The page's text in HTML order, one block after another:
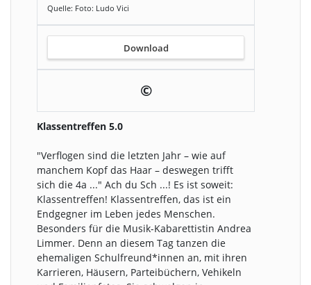
Quelle: Foto: Ludo Vici
Download
©
Klassentreffen 5.0
"Verflogen sind die letzten Jahr – wie auf
manchem Kopf das Haar – deswegen trifft
sich die 4a ..." Ach du Sch ...! Es ist soweit:
Klassentreffen! Klassentreffen, das ist ein
Endgegner im Leben jedes Menschen.
Besonders für die Musik-Kabarettistin Andrea
Limmer. Denn an diesem Tag tanzen die
ehemaligen Schulfreund*innen an, mit ihren
Karrieren, Häusern, Parteibüchern, Vehikeln